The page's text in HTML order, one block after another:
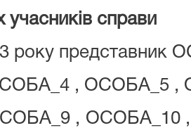
учасників справи
року
, ОСОБА_5 ,
, ОСОБА_10